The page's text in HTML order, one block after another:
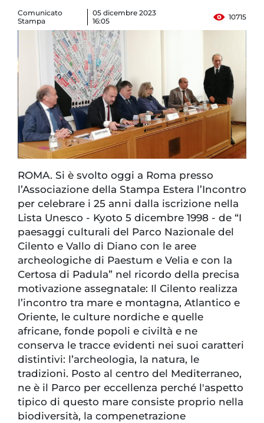
Comunicato
Stampa
05 dicembre 2023
16:05
10715
ROMA. Si è svolto oggi a Roma presso
l’Associazione della Stampa Estera l’Incontro
per celebrare i 25 anni dalla iscrizione nella
Lista Unesco - Kyoto 5 dicembre 1998 - de “I
paesaggi culturali del Parco Nazionale del
Cilento e Vallo di Diano con le aree
archeologiche di Paestum e Velia e con la
Certosa di Padula” nel ricordo della precisa
motivazione assegnatale: Il Cilento realizza
l’incontro tra mare e montagna, Atlantico e
Oriente, le culture nordiche e quelle
africane, fonde popoli e civiltà e ne
conserva le tracce evidenti nei suoi caratteri
distintivi: l’archeologia, la natura, le
tradizioni. Posto al centro del Mediterraneo,
ne è il Parco per eccellenza perché l'aspetto
tipico di questo mare consiste proprio nella
biodiversità, la compenetrazione